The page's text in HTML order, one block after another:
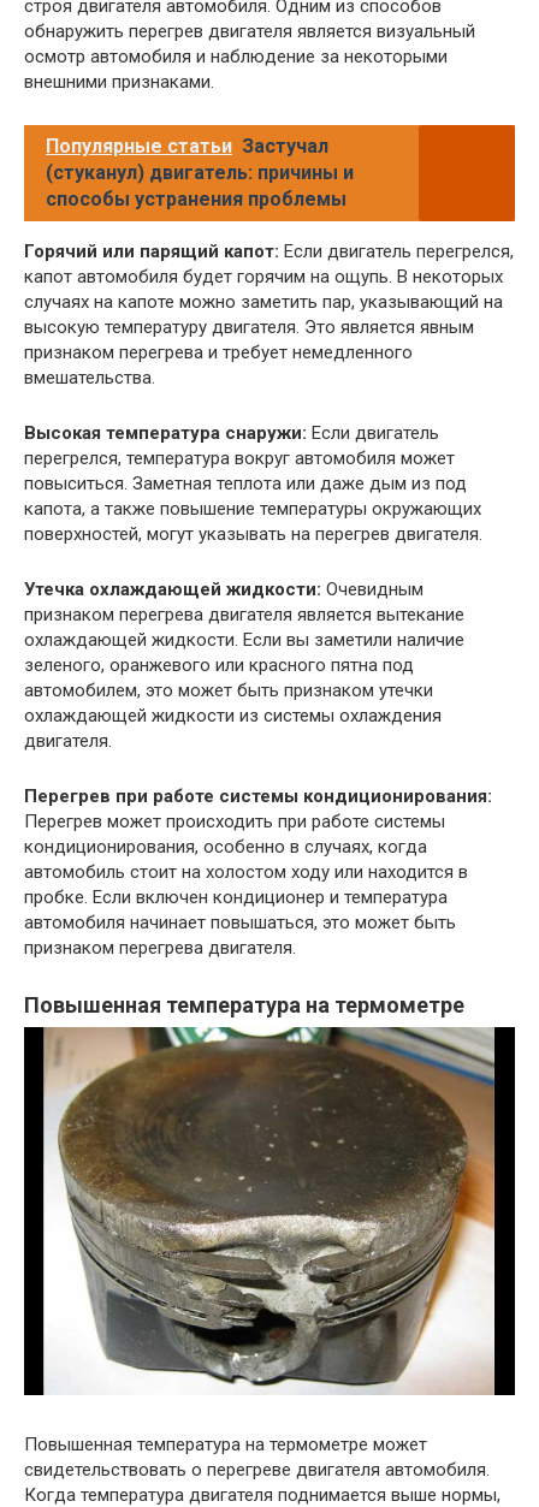
строя двигателя автомобиля. Одним из способов
обнаружить перегрев двигателя является визуальный
осмотр автомобиля и наблюдение за некоторыми
внешними признаками.
Популярные статьи Застучал
(стуканул) двигатель: причины и
способы устранения проблемы
Горячий или парящий капот: Если двигатель перегрелся,
капот автомобиля будет горячим на ощупь. В некоторых
случаях на капоте можно заметить пар, указывающий на
высокую температуру двигателя. Это является явным
признаком перегрева и требует немедленного
вмешательства.
Высокая температура снаружи: Если двигатель
перегрелся, температура вокруг автомобиля может
повыситься. Заметная теплота или даже дым из под
капота, а также повышение температуры окружающих
поверхностей, могут указывать на перегрев двигателя.
Утечка охлаждающей жидкости: Очевидным
признаком перегрева двигателя является вытекание
охлаждающей жидкости. Если вы заметили наличие
зеленого, оранжевого или красного пятна под
автомобилем, это может быть признаком утечки
охлаждающей жидкости из системы охлаждения
двигателя.
Перегрев при работе системы кондиционирования:
Перегрев может происходить при работе системы
кондиционирования, особенно в случаях, когда
автомобиль стоит на холостом ходу или находится в
пробке. Если включен кондиционер и температура
автомобиля начинает повышаться, это может быть
признаком перегрева двигателя.
Повышенная температура на термометре
Повышенная температура на термометре может
свидетельствовать о перегреве двигателя автомобиля.
Когда температура двигателя поднимается выше нормы,